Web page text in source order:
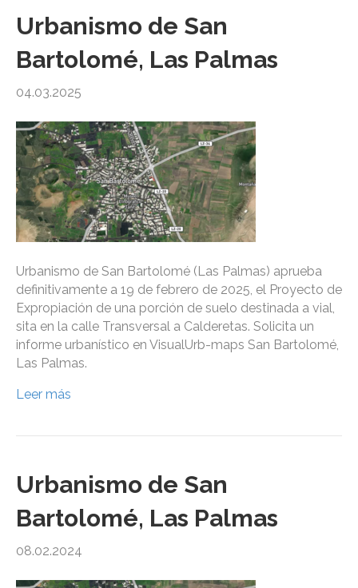
Urbanismo de San
Bartolomé, Las Palmas
04.03.2025
Urbanismo de San Bartolomé (Las Palmas) aprueba
definitivamente a 19 de febrero de 2025, el Proyecto de
Expropiación de una porción de suelo destinada a vial,
sita en la calle Transversal a Calderetas. Solicita un
informe urbanístico en VisualUrb-maps San Bartolomé,
Las Palmas.
Leer más
Urbanismo de San
Bartolomé, Las Palmas
08.02.2024